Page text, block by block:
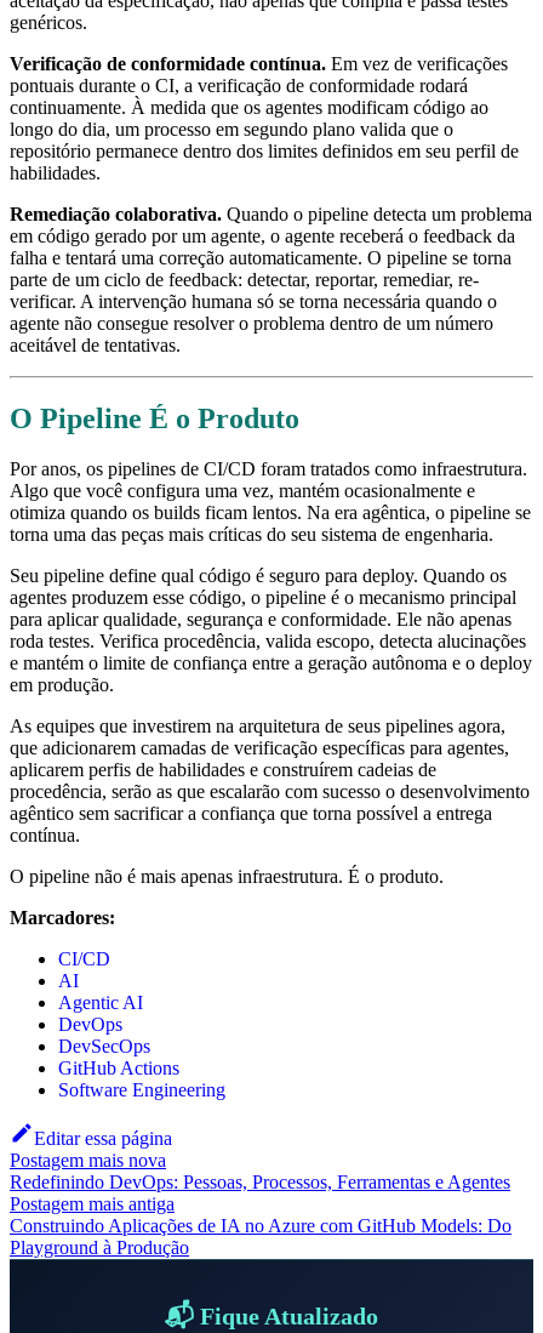
genéricos.
Verificação de conformidade contínua. Em vez de verificações
pontuais durante o CI, a verificação de conformidade rodará
continuamente. À medida que os agentes modificam código ao
longo do dia, um processo em segundo plano valida que o
repositório permanece dentro dos limites definidos em seu perfil de
habilidades.
Remediação colaborativa. Quando o pipeline detecta um problema
em código gerado por um agente, o agente receberá o feedback da
falha e tentará uma correção automaticamente. O pipeline se torna
parte de um ciclo de feedback: detectar, reportar, remediar, re-
verificar. A intervenção humana só se torna necessária quando o
agente não consegue resolver o problema dentro de um número
aceitável de tentativas.
O Pipeline É o Produto
Por anos, os pipelines de CI/CD foram tratados como infraestrutura.
Algo que você configura uma vez, mantém ocasionalmente e
otimiza quando os builds ficam lentos. Na era agêntica, o pipeline se
torna uma das peças mais críticas do seu sistema de engenharia.
Seu pipeline define qual código é seguro para deploy. Quando os
agentes produzem esse código, o pipeline é o mecanismo principal
para aplicar qualidade, segurança e conformidade. Ele não apenas
roda testes. Verifica procedência, valida escopo, detecta alucinações
e mantém o limite de confiança entre a geração autônoma e o deploy
em produção.
As equipes que investirem na arquitetura de seus pipelines agora,
que adicionarem camadas de verificação específicas para agentes,
aplicarem perfis de habilidades e construírem cadeias de
procedência, serão as que escalarão com sucesso o desenvolvimento
agêntico sem sacrificar a confiança que torna possível a entrega
contínua.
O pipeline não é mais apenas infraestrutura. É o produto.
Marcadores:
CI/CD
AI
Agentic AI
DevOps
DevSecOps
GitHub Actions
Software Engineering
Editar essa página
Postagem mais nova
Redefinindo DevOps: Pessoas, Processos, Ferramentas e Agentes
Postagem mais antiga
Construindo Aplicações de IA no Azure com GitHub Models: Do
Playground à Produção
📬 Fique Atualizado